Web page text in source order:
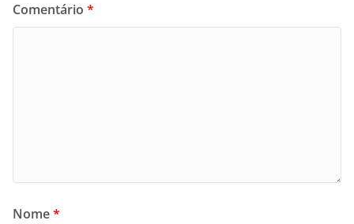
Comentário *
Nome*